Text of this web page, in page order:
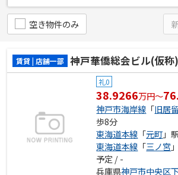
空き物件のみ
賃貸 | 店舗一部 神戸華僑総会ビル(仮称)
礼0
38.9266万円～
神戸市海岸線 「旧居
歩8分
東海道本線 「元町」
東海道本線 「三ノ宮
予定 / -
兵庫県神戸市中央区